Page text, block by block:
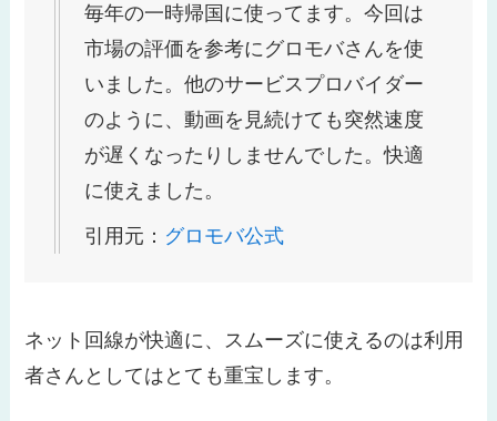
毎年の一時帰国に使ってます。今回は
市場の評価を参考にグロモバさんを使
いました。他のサービスプロバイダー
のように、動画を見続けても突然速度
が遅くなったりしませんでした。快適
に使えました。
引用元： グロモバ公式
ネット回線が快適に、スムーズに使えるのは利用
者さんとしてはとても重宝します。